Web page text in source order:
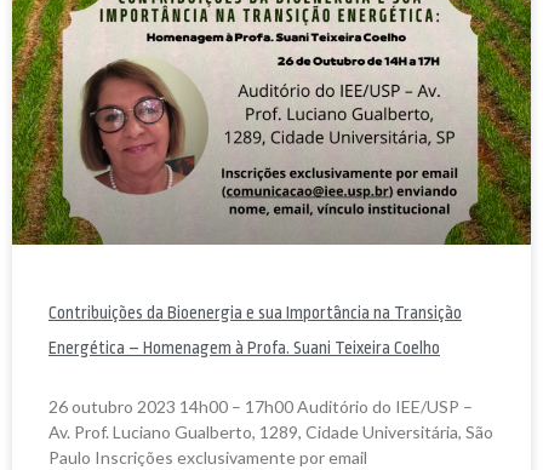
Contribuições da Bioenergia e sua Importância na Transição
Energética – Homenagem à Profa. Suani Teixeira Coelho
26 outubro 2023 14h00 – 17h00 Auditório do IEE/USP –
Av. Prof. Luciano Gualberto, 1289, Cidade Universitária, São
Paulo Inscrições exclusivamente por email